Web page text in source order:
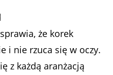
że korek
i nie rzuca się w oczy.
z każdą aranżacją